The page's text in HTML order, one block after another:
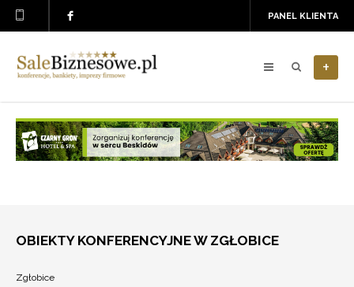
PANEL KLIENTA
+
OBIEKTY KONFERENCYJNE W ZGŁOBICE
Zgłobice